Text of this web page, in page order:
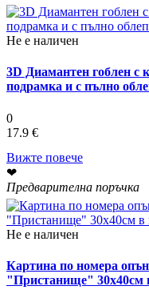
Не е наличен
3D Диамантен гоблен с
подрамка и с пълно
0
17.9 €
Вижте повече
❤
Предварителна поръчка
Не е наличен
Картина по номера
"Пристанище" 30х40см